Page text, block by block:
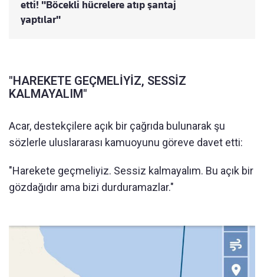
etti! "Böcekli hücrelere atıp şantaj
yaptılar"
"HAREKETE GEÇMELİYİZ, SESSİZ
KALMAYALIM"
Acar, destekçilere açık bir çağrıda bulunarak şu
sözlerle uluslararası kamuoyunu göreve davet etti:
"Harekete geçmeliyiz. Sessiz kalmayalım. Bu açık bir
gözdağıdır ama bizi durduramazlar."